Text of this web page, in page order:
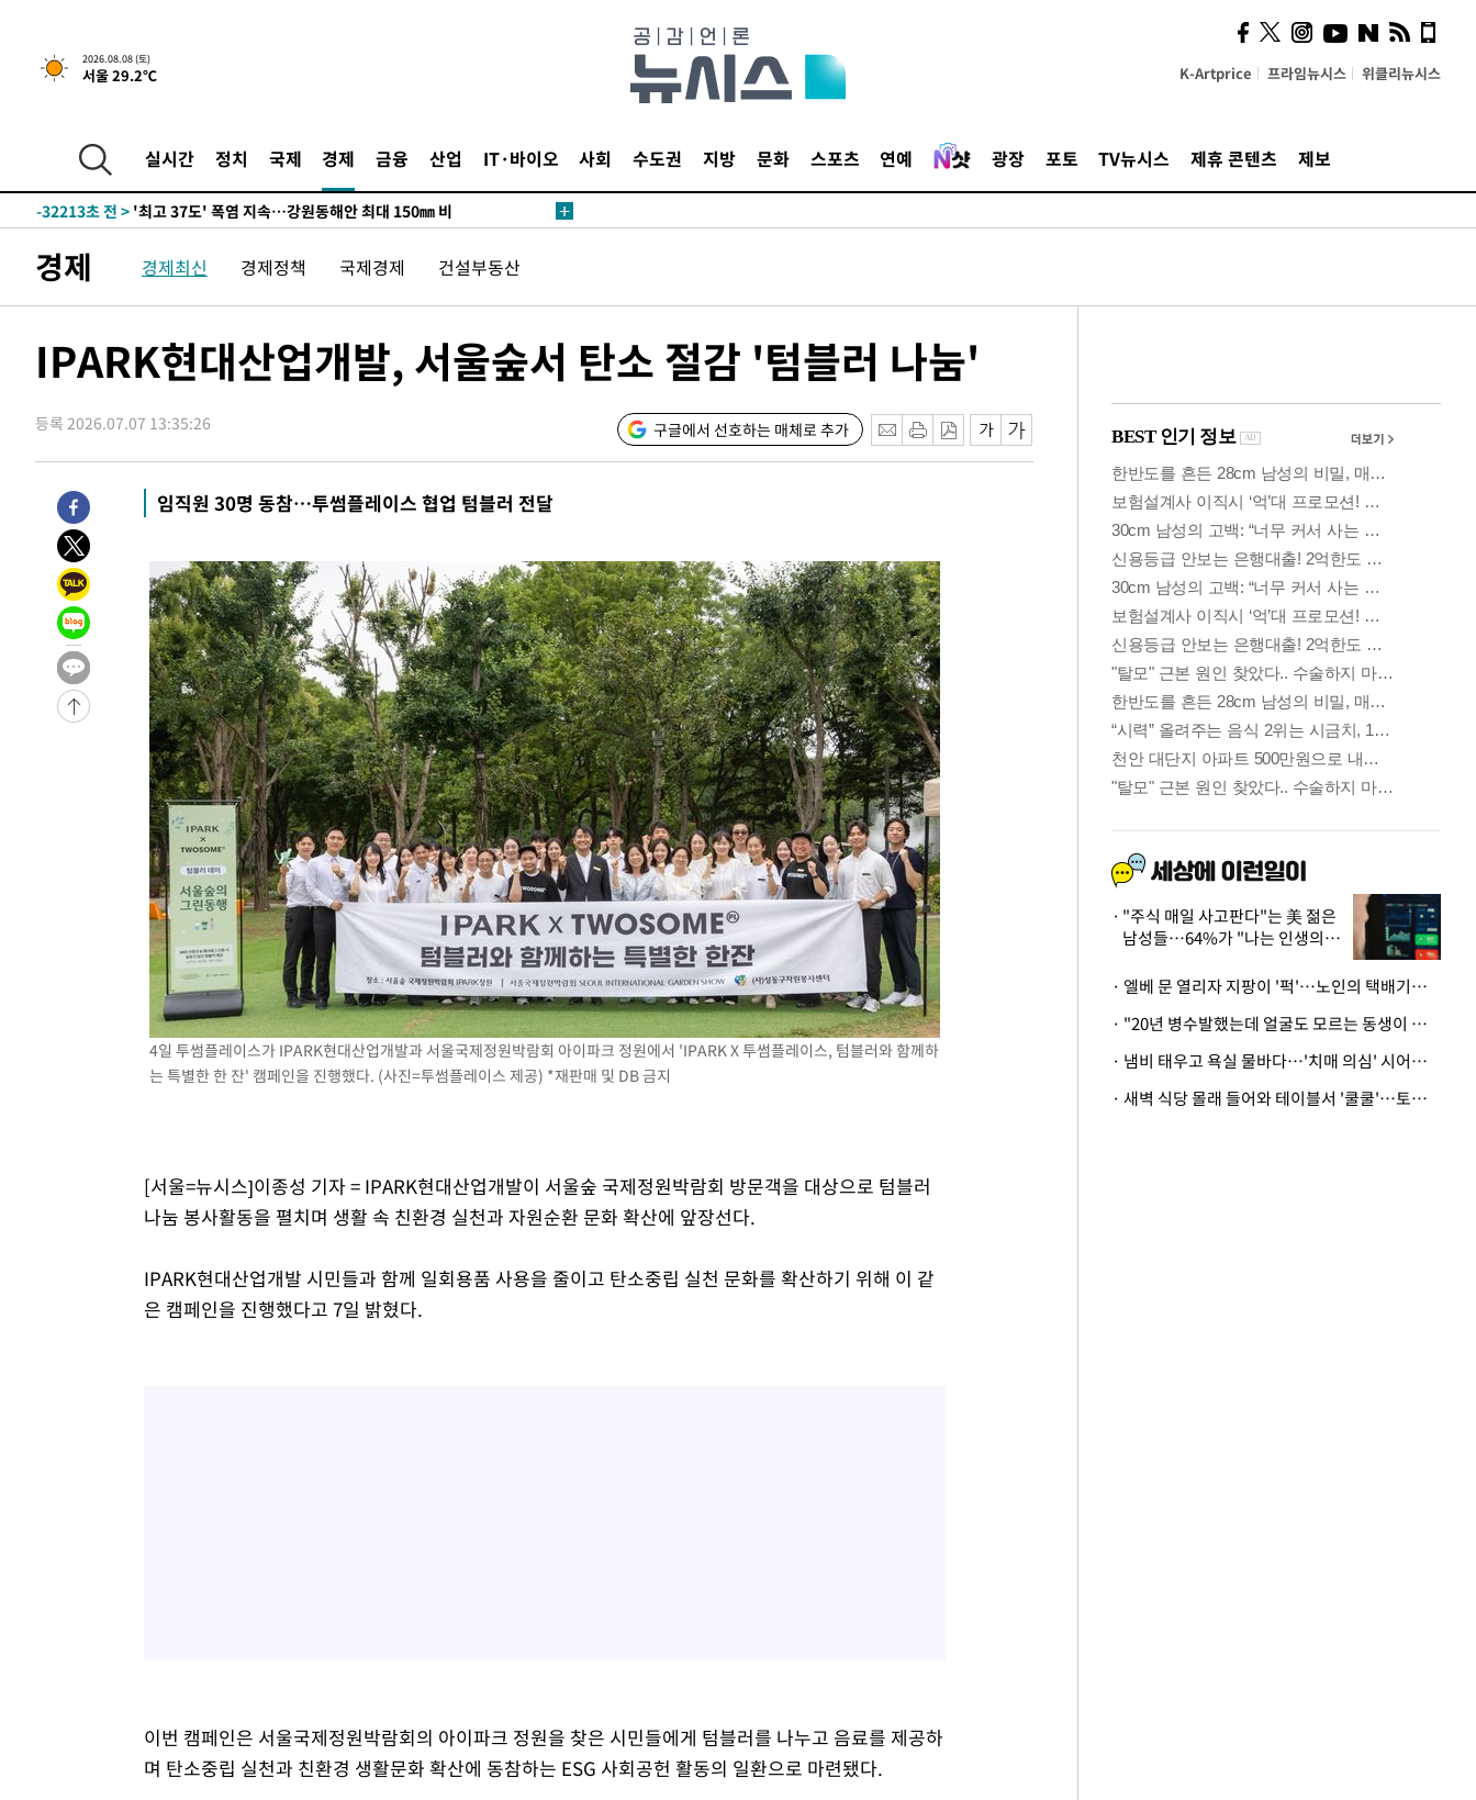
2026.08.08 (토)
서울 29.2℃ K-Artprice 프라임뉴시스 위클리뉴시스
실시간 정치 국제 경제 금융 산업 IT·바이오 사회 수도권 지방 문화 스포츠 연예 광장 포토 TV뉴시스 제휴 콘텐츠 제보
-25339초 전 >
[속보]뉴욕증시 상승 마감…S&P 0.6% 나스닥 1.3%↑
-32213초 전 >
-25339초 전 > [속보]뉴욕증시 상승 마감…S&P 0.6% 나스닥 1.3%↑
-25339초 전 >
[속보]뉴욕증시 상승 마감…S&P 0.6% 나스닥 1.3%↑
경제 경제최신 경제정책 국제경제 건설부동산
IPARK현대산업개발, 서울숲서 탄소 절감 '텀블러 나눔'
등록 2026.07.07 13:35:26 구글에서 선호하는 매체로 추가
임직원 30명 동참…투썸플레이스 협업 텀블러 전달
4일 투썸플레이스가 IPARK현대산업개발과 서울국제정원박람회 아이파크 정원에서 'IPARK X 투썸플레이스, 텀블러와 함께하
는 특별한 한 잔' 캠페인을 진행했다. (사진=투썸플레이스 제공) *재판매 및 DB 금지
[서울=뉴시스]이종성 기자 = IPARK현대산업개발이 서울숲 국제정원박람회 방문객을 대상으로 텀블러
나눔 봉사활동을 펼치며 생활 속 친환경 실천과 자원순환 문화 확산에 앞장선다.
IPARK현대산업개발 시민들과 함께 일회용품 사용을 줄이고 탄소중립 실천 문화를 확산하기 위해 이 같
은 캠페인을 진행했다고 7일 밝혔다.
이번 캠페인은 서울국제정원박람회의 아이파크 정원을 찾은 시민들에게 텀블러를 나누고 음료를 제공하
며 탄소중립 실천과 친환경 생활문화 확산에 동참하는 ESG 사회공헌 활동의 일환으로 마련됐다.
시, 스마트폰 액세서리에
NFC 더했다
"주식 매일 사고판다"는 美 젊은
남성들…64%가 "나는 인생의
· 엘베 문 열리자 지팡이 '퍽'…노인의 택배기사 폭행 이유
· "20년 병수발했는데 얼굴도 모르는 동생이 유산 절반을"…배다른 형제 상속권 있을까
· 냄비 태우고 욕실 물바다…'치매 의심' 시어머니 검사 권유했다가 '날벼락'
· 새벽 식당 몰래 들어와 테이블서 '쿨쿨'…토사물 남기고 사라진 남성